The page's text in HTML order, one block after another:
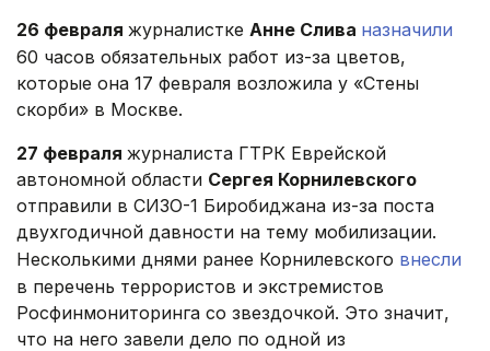
26 февраля журналистке Анне Слива назначили
60 часов обязательных работ из-за цветов,
которые она 17 февраля возложила у «Стены
скорби» в Москве.
27 февраля журналиста ГТРК Еврейской
автономной области Сергея Корнилевского
отправили в СИЗО-1 Биробиджана из-за поста
двухгодичной давности на тему мобилизации.
Несколькими днями ранее Корнилевского внесли
в перечень террористов и экстремистов
Росфинмониторинга со звездочкой. Это значит,
что на него завели дело по одной из